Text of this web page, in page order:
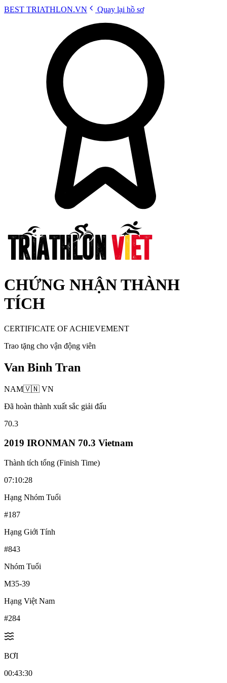
BEST TRIATHLON.VN Quay lại hồ sơ
CHỨNG NHẬN THÀNH
TÍCH
CERTIFICATE OF ACHIEVEMENT
Trao tặng cho vận động viên
Van Binh Tran
NAM🇻🇳 VN
Đã hoàn thành xuất sắc giải đấu
70.3
2019 IRONMAN 70.3 Vietnam
Thành tích tổng (Finish Time)
07:10:28
Hạng Nhóm Tuổi
#187
Hạng Giới Tính
#843
Nhóm Tuổi
M35-39
Hạng Việt Nam
#284
BƠI
00:43:30